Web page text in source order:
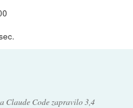
Claude Code zapravilo 3,4